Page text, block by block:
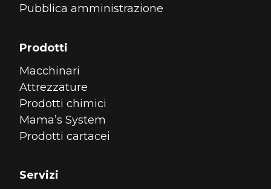
Pubblica amministrazione
Prodotti
Macchinari
Attrezzature
Prodotti chimici
Mama’s System
Prodotti cartacei
Servizi